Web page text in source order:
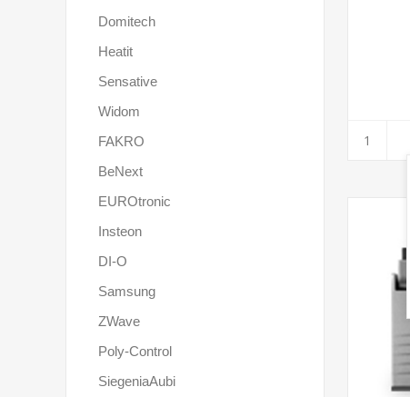
Domitech
Heatit
Sensative
Widom
FAKRO
BeNext
EUROtronic
Insteon
DI-O
Samsung
ZWave
Poly-Control
SiegeniaAubi